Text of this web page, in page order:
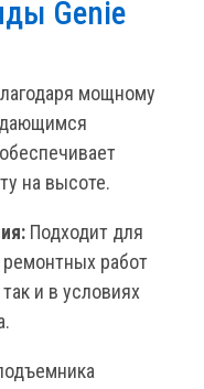
Genie
мощному
на высоте.
Подходит для
работ
и в условиях